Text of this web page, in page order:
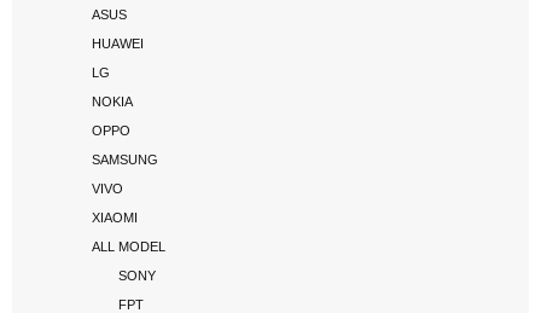
ASUS
HUAWEI
LG
NOKIA
OPPO
SAMSUNG
VIVO
XIAOMI
ALL MODEL
SONY
FPT